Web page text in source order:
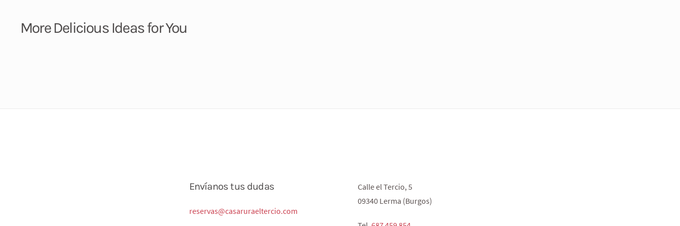
More Delicious Ideas for You
Envíanos tus dudas
reservas@casaruraeltercio.com
Calle el Tercio, 5
09340 Lerma (Burgos)